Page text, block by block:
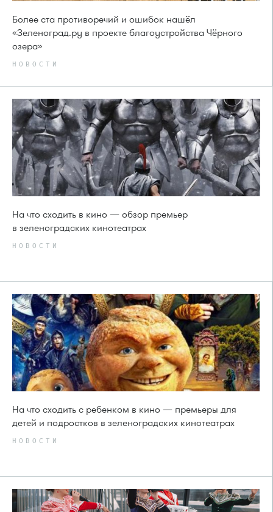
Более ста противоречий и ошибок нашёл
«Зеленоград.ру в проекте благоустройства Чёрного
озера»
НОВОСТИ
На что сходить в кино — обзор премьер
в зеленоградских кинотеатрах
НОВОСТИ
На что сходить с ребенком в кино — премьеры для
детей и подростков в зеленоградских кинотеатрах
НОВОСТИ